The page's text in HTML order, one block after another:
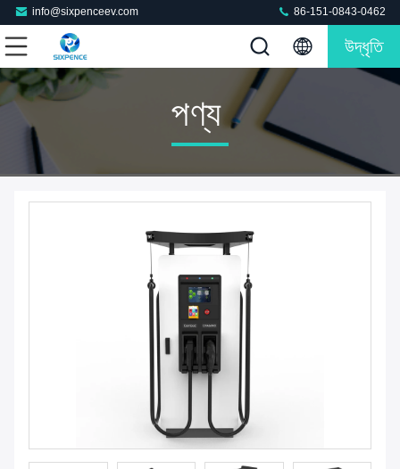
info@sixpenceev.com 86-151-0843-0462
উদ্ধৃতি
পণ্য